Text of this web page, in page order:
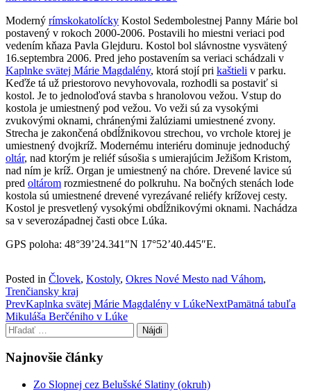
Moderný rímskokatolícky Kostol Sedembolestnej Panny Márie bol
postavený v rokoch 2000-2006. Postavili ho miestni veriaci pod
vedením kňaza Pavla Glejduru. Kostol bol slávnostne vysvätený
16.septembra 2006. Pred jeho postavením sa veriaci schádzali v
Kaplnke svätej Márie Magdalény, ktorá stojí pri kaštieli v parku.
Keďže tá už priestorovo nevyhovovala, rozhodli sa postaviť si
kostol. Je to jednoloďová stavba s hranolovou vežou. Vstup do
kostola je umiestnený pod vežou. Vo veži sú za vysokými
zvukovými oknami, chránenými žalúziami umiestnené zvony.
Strecha je zakončená obdĺžnikovou strechou, vo vrchole ktorej je
umiestnený dvojkríž. Modernému interiéru dominuje jednoduchý
oltár, nad ktorým je reliéf súsošia s umierajúcim Ježišom Kristom,
nad ním je kríž. Organ je umiestnený na chóre. Drevené lavice sú
pred oltárom rozmiestnené do polkruhu. Na bočných stenách lode
kostola sú umiestnené drevené vyrezávané reliéfy krížovej cesty.
Kostol je presvetlený vysokými obdĺžnikovými oknami. Nachádza
sa v severozápadnej časti obce Lúka.
GPS poloha: 48°39’24.341″N 17°52’40.445″E.
Posted in Človek, Kostoly, Okres Nové Mesto nad Váhom,
Trenčiansky kraj
Post
navigation
PrevKaplnka svätej Márie Magdalény v LúkeNextPamätná tabuľa
Mikuláša Berčéniho v Lúke
Hľadať:
Najnovšie články
Zo Slopnej cez Belušské Slatiny (okruh)